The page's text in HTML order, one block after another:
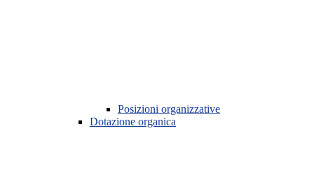
Posizioni organizzative
Dotazione organica